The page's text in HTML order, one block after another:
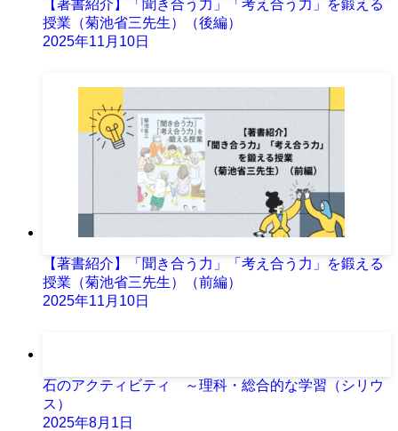
【著書紹介】「聞き合う力」「考え合う力」を鍛える
授業（菊池省三先生）（後編）
2025年11月10日
【著書紹介】「聞き合う力」「考え合う力」を鍛える
授業（菊池省三先生）（前編）
2025年11月10日
石のアクティビティ ～理科・総合的な学習（シリウ
ス）
2025年8月1日